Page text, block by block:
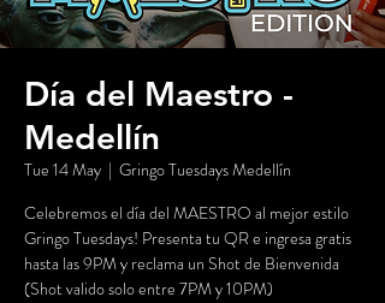
Día del Maestro -
Medellín
Tue 14 May
  |
Gringo Tuesdays Medellín
Celebremos el día del MAESTRO al mejor estilo
Gringo Tuesdays! Presenta tu QR e ingresa gratis
hasta las 9PM y reclama un Shot de Bienvenida
(Shot valido solo entre 7PM y 10PM)